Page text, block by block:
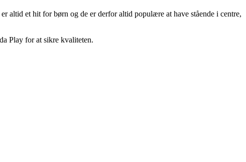
altid et hit for børn og de er derfor altid populære at have stående i centre,
Play for at sikre kvaliteten.